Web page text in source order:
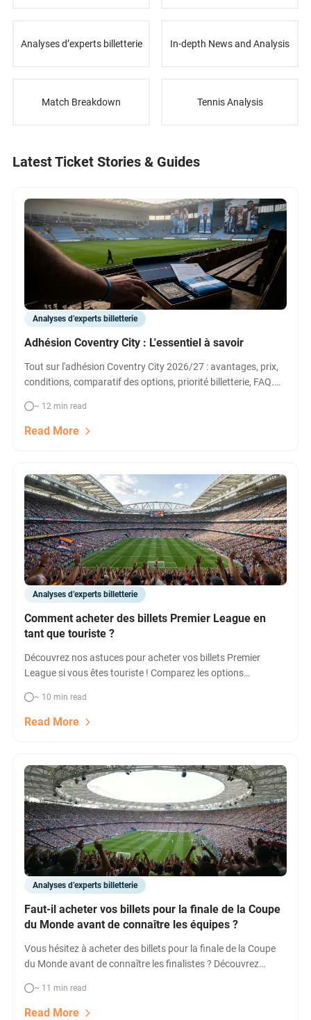
Analyses d’experts billetterie In-depth News and Analysis
Match Breakdown Tennis Analysis
Latest Ticket Stories & Guides
Analyses d’experts billetterie
Adhésion Coventry City : L'essentiel à savoir
Tout sur l'adhésion Coventry City 2026/27 : avantages, prix,
conditions, comparatif des options, priorité billetterie, FAQ.
~ 12 min read
Read More
Analyses d’experts billetterie
Comment acheter des billets Premier League en
tant que touriste ?
Découvrez nos astuces pour acheter vos billets Premier
League si vous êtes touriste ! Comparez les options
places et prix. Réservez facile, assurance présence au stade
garantie !
~ 10 min read
Read More
Analyses d’experts billetterie
Faut-il acheter vos billets pour la finale de la Coupe
du Monde avant de connaître les équipes ?
Vous hésitez à acheter des billets pour la finale de la Coupe
du Monde avant de connaître les finalistes ? Découvrez
notre comparatif pour décrocher le meilleur billet et vivre cet
événement mythique à New York/New Jersey.
~ 11 min read
Read More